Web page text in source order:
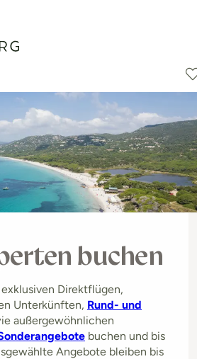
Reisearten Aktionen
buchen
Direktflügen,
Unterkünften, Rund- und
außergewöhnlichen
buchen und bis
Angebote bleiben bis